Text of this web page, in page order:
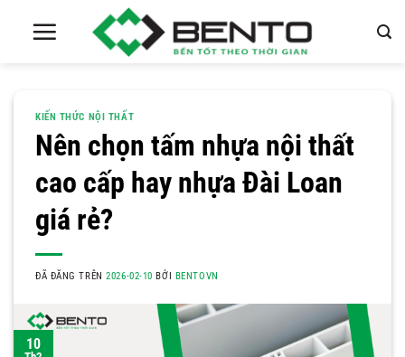
KIẾN THỨC NỘI THẤT
Nên chọn tấm nhựa nội thất
cao cấp hay nhựa Đài Loan
giá rẻ?
ĐÃ ĐĂNG TRÊN2026-02-10 BỞI BENTOVN
10